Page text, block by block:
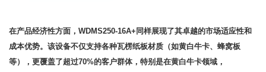
在产品经济性方面，WDMS250-16A+同样展现了其卓越的市场适应性和
成本优势。该设备不仅支持各种瓦楞纸板材质（如黄白牛卡、蜂窝板
等），更覆盖了超过70%的客户群体，特别是在黄白牛卡领域，